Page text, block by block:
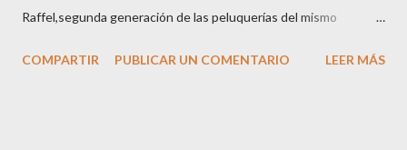
Raffel,segunda generación de las peluquerías del mismo
sector en una cena de reconocimiento.Sus hijas Carolina (CEO
COMPARTIR PUBLICAR UN COMENTARIO LEER MÁS